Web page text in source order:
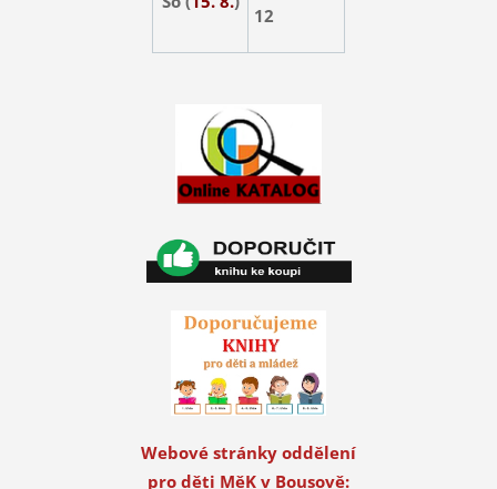
12
Webové stránky oddělení
pro děti MěK v Bousově: